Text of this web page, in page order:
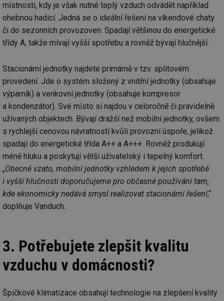
místnosti, kdy je však nutné teplý vzduch odvádět například
ohebnou hadicí. Jedná se o ideální řešení na víkendové chaty
či do sezonních provozoven. Spadají většinou do energetické
třídy A, takže mívají vyšší spotřebu a rovněž bývají hlučnější.
Stacionární jednotky najdete primárně v tzv. splitovém
provedení. Jde o systém složený z vnitřní jednotky (obsahuje
výparník) a venkovní jednotky (obsahuje kompresor
a kondenzátor). Své místo si najdou v celoročně či pravidelně
užívaných objektech. Bývají dražší než mobilní jednotky, ovšem
s rychlejší cenovou návratností kvůli provozní úspoře, jelikož
spadají do energetické třída A++ a A+++. Rovněž produkují
méně hluku a poskytují větší uživatelský i tepelný komfort.
„Obecně vzato, mobilní jednotky vzhledem k jejich spotřebě
i vyšší hlučnosti doporučujeme pro občasné používání tam,
kde ekonomicky nedává smysl realizovat stacionární řešení,“
doplňuje Vanduch.
3. Potřebujete zlepšit kvalitu
vzduchu v domácnosti?
Špičkové klimatizace obsahují technologie na zlepšení kvality